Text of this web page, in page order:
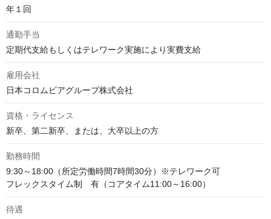
年１回
通勤手当
定期代支給もしくはテレワーク実施により実費支給
雇用会社
日本コロムビアグループ株式会社
資格・ライセンス
新卒、第二新卒、または、大卒以上の方
勤務時間
9:30～18:00（所定労働時間7時間30分）※テレワーク可
フレックスタイム制　有（コアタイム11:00～16:00）
待遇